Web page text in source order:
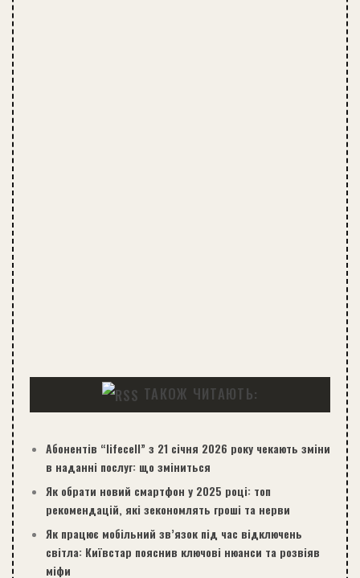
ТАКОЖ ЧИТАЮТЬ:
Абонентів “lifecell” з 21 січня 2026 року чекають зміни
в наданні послуг: що зміниться
Як обрати новий смартфон у 2025 році: топ
рекомендацій, які зекономлять гроші та нерви
Як працює мобільний зв’язок під час відключень
світла: Київстар пояснив ключові нюанси та розвіяв
міфи